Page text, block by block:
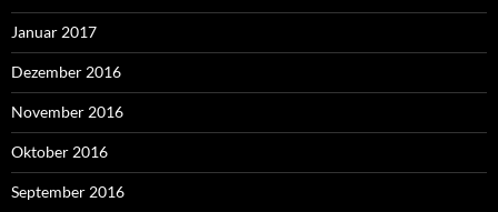
Januar 2017
Dezember 2016
November 2016
Oktober 2016
September 2016